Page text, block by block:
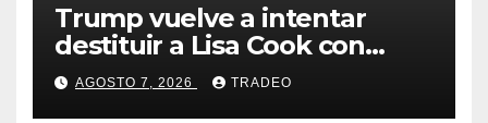
Trump vuelve a intentar
destituir a Lisa Cook con
acusaciones de fraude
hipotecario
AGOSTO 7, 2026 TRADEO